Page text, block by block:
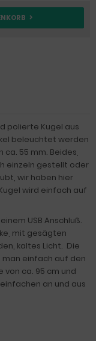
polierte Kugel aus
beleuchtet werden
ca. 55 mm. Beides,
einzeln gestellt oder
wir haben hier
wird einfach auf
USB Anschluß.
mit gesägten
kaltes Licht. Die
einfach auf den
von ca. 95 cm und
an und aus